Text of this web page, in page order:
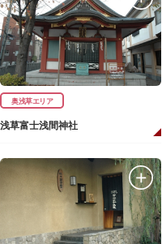
奥浅草エリア
浅草富士浅間神社